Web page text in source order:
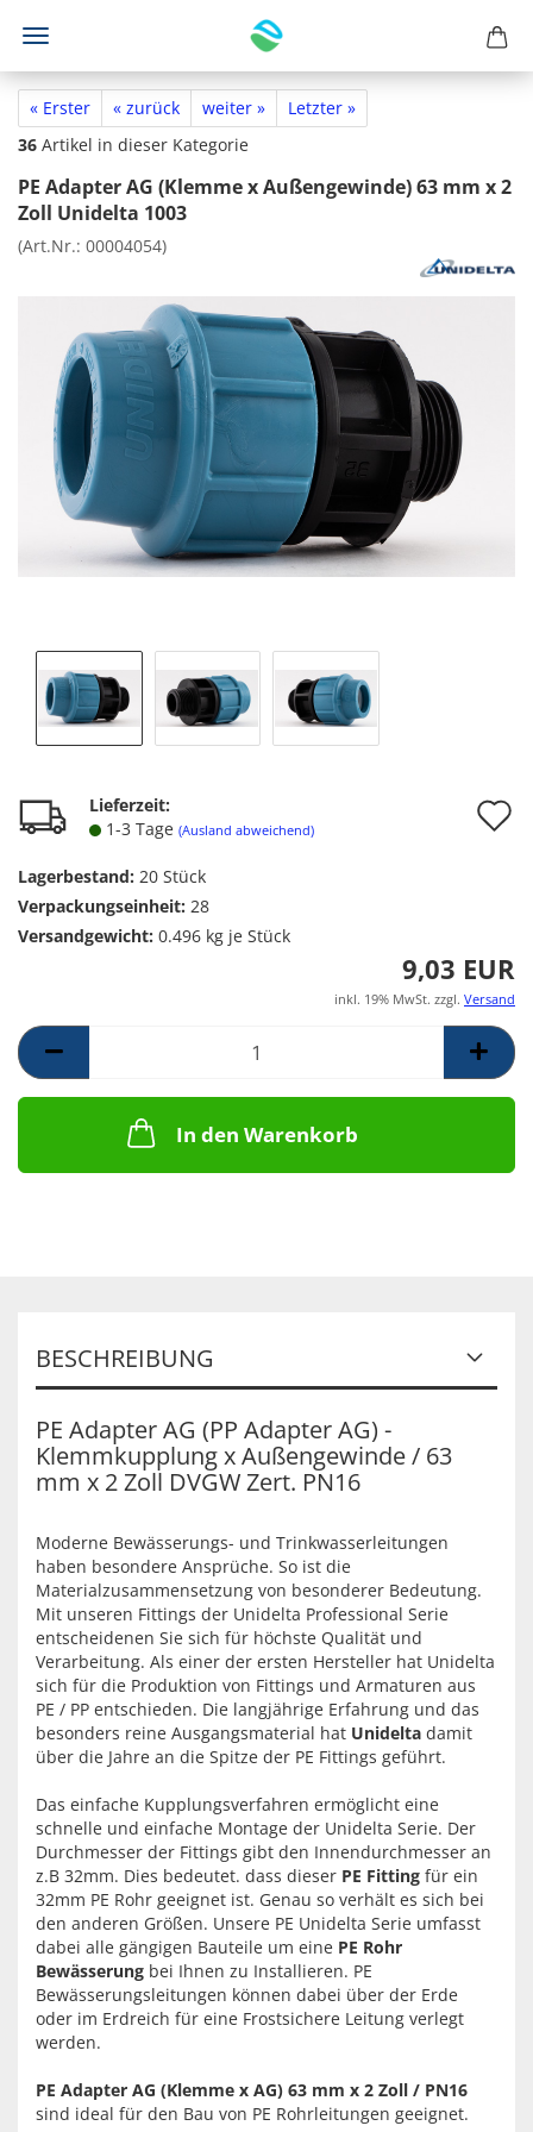
« Erster « zurück weiter »
Letzter »
36 Artikel in dieser Kategorie
PE Adapter AG (Klemme x Außengewinde) 63 mm x 2
Zoll Unidelta 1003
(Art.Nr.: 00004054)
Lieferzeit:
1-3 Tage (Ausland abweichend)
Lagerbestand: 20 Stück
Verpackungseinheit: 28
Versandgewicht: 0.496 kg je Stück
9,03 EUR
inkl. 19% MwSt. zzgl. Versand
In den Warenkorb
BESCHREIBUNG
PE Adapter AG (PP Adapter AG) -
Klemmkupplung x Außengewinde / 63
mm x 2 Zoll DVGW Zert. PN16
Moderne Bewässerungs- und Trinkwasserleitungen
haben besondere Ansprüche. So ist die
Materialzusammensetzung von besonderer Bedeutung.
Mit unseren Fittings der Unidelta Professional Serie
entscheidenen Sie sich für höchste Qualität und
Verarbeitung. Als einer der ersten Hersteller hat Unidelta
sich für die Produktion von Fittings und Armaturen aus
PE / PP entschieden. Die langjährige Erfahrung und das
besonders reine Ausgangsmaterial hat Unidelta damit
über die Jahre an die Spitze der PE Fittings geführt.
Das einfache Kupplungsverfahren ermöglicht eine
schnelle und einfache Montage der Unidelta Serie. Der
Durchmesser der Fittings gibt den Innendurchmesser an
z.B 32mm. Dies bedeutet. dass dieser PE Fitting für ein
32mm PE Rohr geeignet ist. Genau so verhält es sich bei
den anderen Größen. Unsere PE Unidelta Serie umfasst
dabei alle gängigen Bauteile um eine PE Rohr
Bewässerung bei Ihnen zu Installieren. PE
Bewässerungsleitungen können dabei über der Erde
oder im Erdreich für eine Frostsichere Leitung verlegt
werden.
PE Adapter AG (Klemme x AG) 63 mm x 2 Zoll / PN16
sind ideal für den Bau von PE Rohrleitungen geeignet.